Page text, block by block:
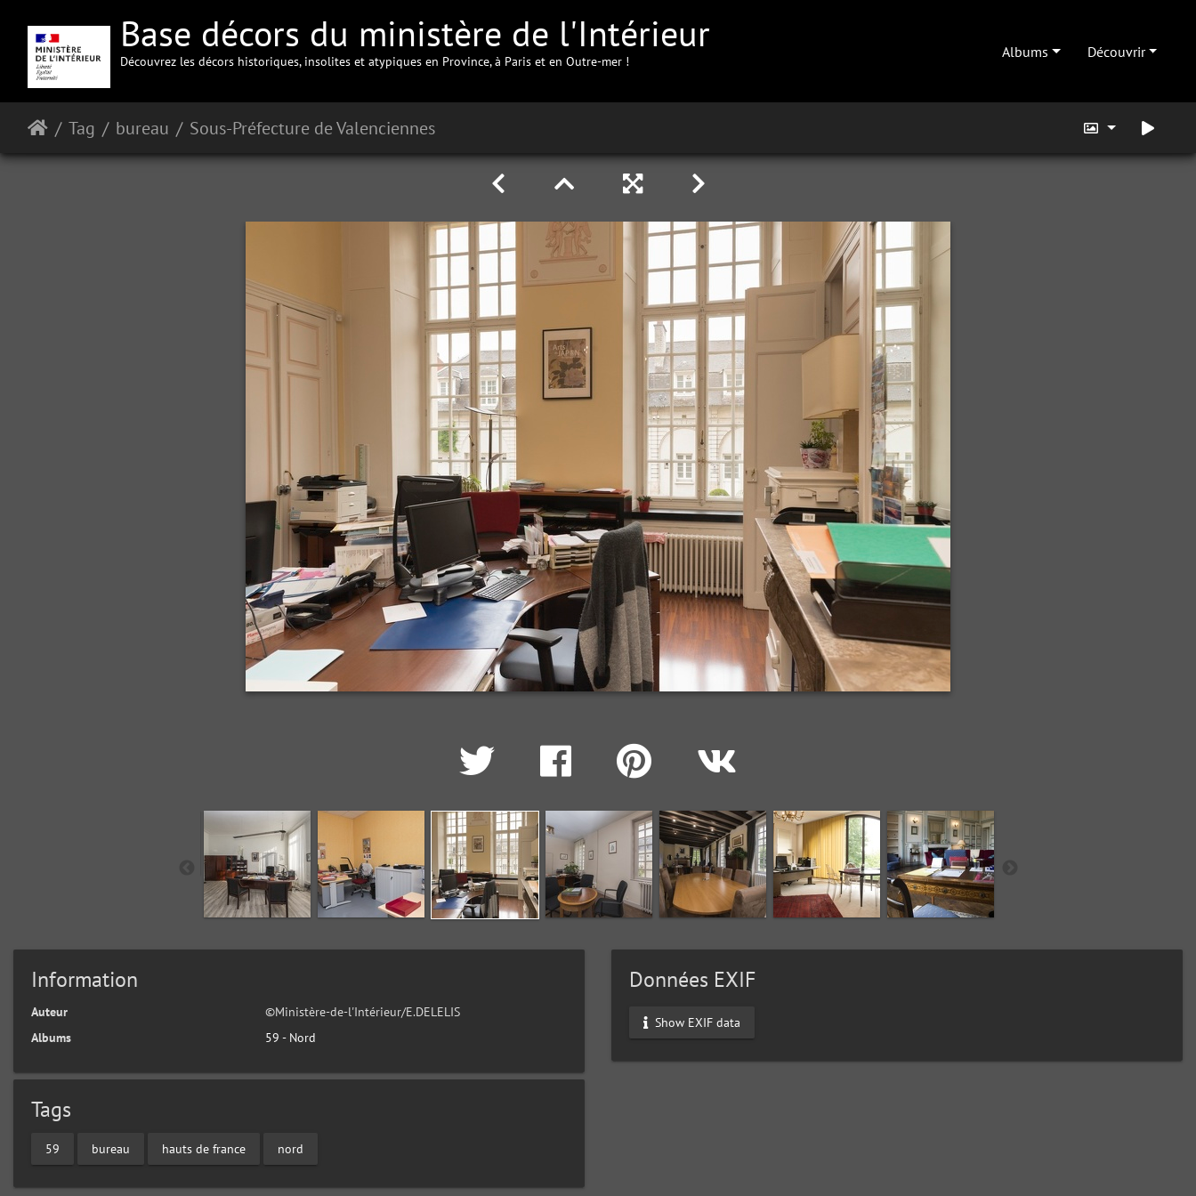
Base décors du ministère de l'Intérieur
Découvrez les décors historiques, insolites et atypiques en Province, à Paris et en Outre-mer !
Albums Découvrir
Tag bureau Sous-Préfecture de Valenciennes
Information
Auteur
©Ministère-de-l'Intérieur/E.DELELIS
Albums
59 - Nord
Tags
59 bureau hauts de france nord
Données EXIF
Show EXIF data